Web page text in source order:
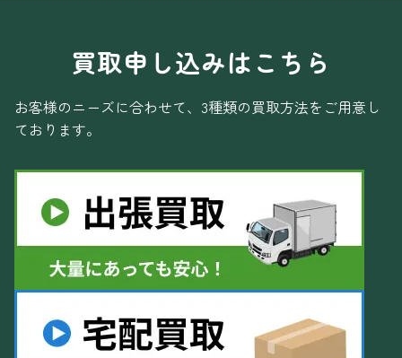
買取申し込みはこちら
お客様のニーズに合わせて、3種類の買取方法をご用意し
ております。